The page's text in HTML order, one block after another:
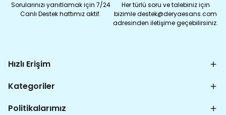
Sorularınızı yanıtlamak için 7/24
Canlı Destek hattımız aktif.
Her türlü soru ve talebiniz için
bizimle destek@deryaesans.com
adresinden iletişime geçebilirsiniz.
Hızlı Erişim
Kategoriler
Politikalarımız